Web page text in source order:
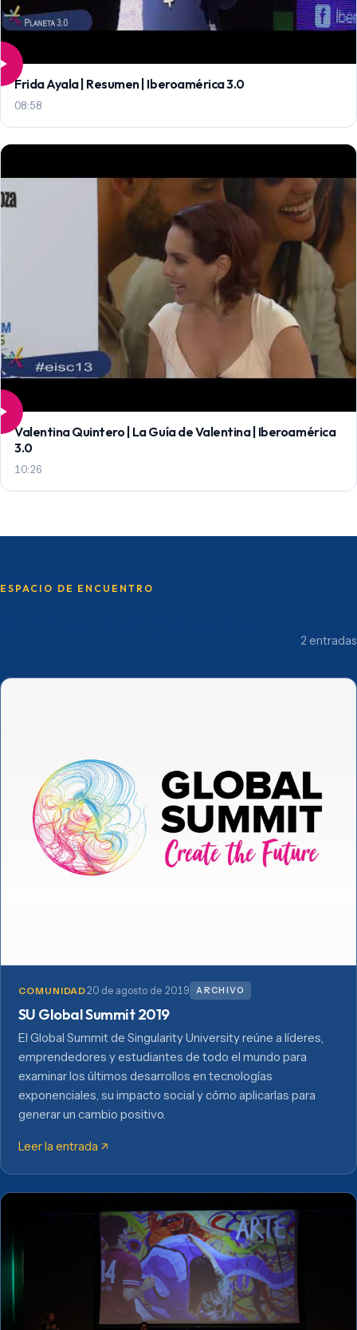
Frida Ayala | Resumen | Iberoamérica 3.0
08:58
Valentina Quintero | La Guía de Valentina | Iberoamérica
3.0
10:26
ESPACIO DE ENCUENTRO
2 entradas
COMUNIDAD20 de agosto de 2019 ARCHIVO
SU Global Summit 2019
El Global Summit de Singularity University reúne a líderes,
emprendedores y estudiantes de todo el mundo para
examinar los últimos desarrollos en tecnologías
exponenciales, su impacto social y cómo aplicarlas para
generar un cambio positivo.
Leer la entrada